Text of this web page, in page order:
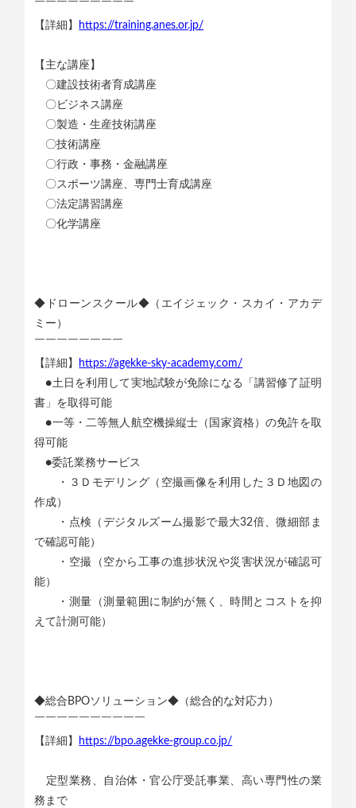
￣￣￣￣￣￣￣￣￣
【詳細】
https://training.anes.or.jp/
【主な講座】
〇建設技術者育成講座
〇ビジネス講座
〇製造・生産技術講座
〇技術講座
〇行政・事務・金融講座
〇スポーツ講座、専門士育成講座
〇法定講習講座
〇化学講座
◆ドローンスクール◆（エイジェック・スカイ・アカデ
ミー）
￣￣￣￣￣￣￣￣
【詳細】
https://agekke-sky-academy.com/
●土日を利用して実地試験が免除になる「講習修了証明
書」を取得可能
●一等・二等無人航空機操縦士（国家資格）の免許を取
得可能
●委託業務サービス
・３Ｄモデリング（空撮画像を利用した３Ｄ地図の
作成）
・点検（デジタルズーム撮影で最大32倍、微細部ま
で確認可能）
・空撮（空から工事の進捗状況や災害状況が確認可
能）
・測量（測量範囲に制約が無く、時間とコストを抑
えて計測可能）
◆総合BPOソリューション◆（総合的な対応力）
￣￣￣￣￣￣￣￣￣￣
【詳細】
https://bpo.agekke-group.co.jp/
定型業務、自治体・官公庁受託事業、高い専門性の業
務まで